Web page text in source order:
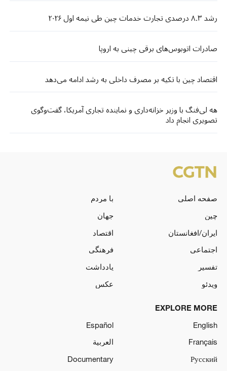
رشد ۸.۳ درصدی تجارت خدمات چین طی نیمه اول ۲۰۲۶
صادرات اتوبوس‌های برقی چینی به اروپا
اقتصاد چین با تکیه بر مصرف داخلی به رشد ادامه می‌دهد
هه لی‌فنگ با وزیر خزانه‌داری و نماینده تجاری آمریکا، گفت‌وگوی
تصویری انجام داد
صفحه اصلی
با مردم
چین
جهان
ایران/افغانستان
اقتصاد
اجتماعی
فرهنگی
تفسیر
یادداشت
ویدئو
عکس
EXPLORE MORE
English
Español
Français
العربية
Русский
Documentary